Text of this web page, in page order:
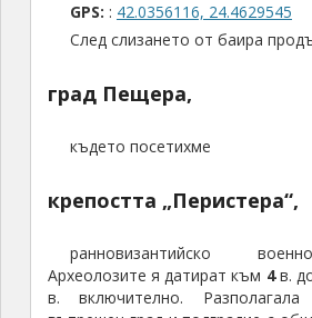
GPS: : 42.0356116, 24.4629545
След слизането от баира
град Пещера,
където посетихме
крепостта „Перистера“,
ранновизантийско
Археолозите я датират към 4в.
в. включително.